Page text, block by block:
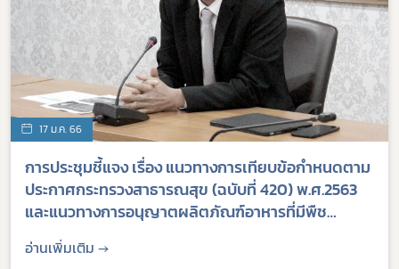
17 ม.ค. 66
การประชุมชี้แจง เรื่อง แนวทางการเทียบข้อกำหนดตาม
ประกาศกระทรวงสาธารณสุข (ฉบับที่ 420) พ.ศ.2563
และแนวทางการอนุญาตผลิตภัณฑ์อาหารที่มีพืช
กระท่อมเป็นส่วนประกอบ รวมทั้งการใช้ส่วนประกอบที่
ผสมในเครื่องดื่มกาเฟอีน
อ่านเพิ่มเติม →